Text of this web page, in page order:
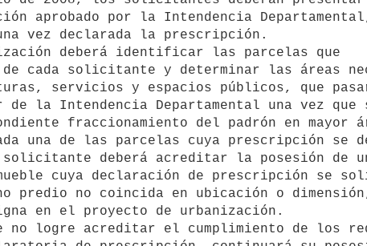
aprobado por la Intendencia
vez declarada la prescripción.
deberá identificar las parcelas que
cada solicitante y determinar las áreas
servicios y espacios públicos, que
de la Intendencia Departamental una vez que
fraccionamiento del padrón en mayor
una de las parcelas cuya prescripción se
solicitante deberá acreditar la posesión de
cuya declaración de prescripción se
predio no coincida en ubicación o
en el proyecto de urbanización.
no logre acreditar el cumplimiento de los